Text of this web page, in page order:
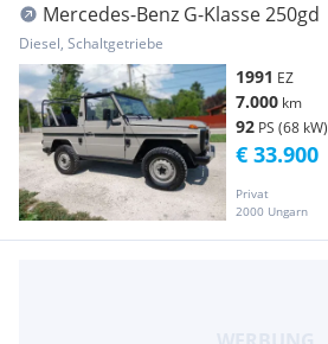
Mercedes-Benz G-Klasse 250gd
Diesel, Schaltgetriebe
1991 EZ
7.000 km
92 PS (68 kW)
Privat
2000 Ungarn
€ 33.900